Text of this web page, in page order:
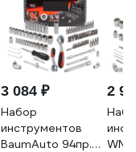
3 084 ₽
Набор
инструментов
BaumAuto 94пр.
2